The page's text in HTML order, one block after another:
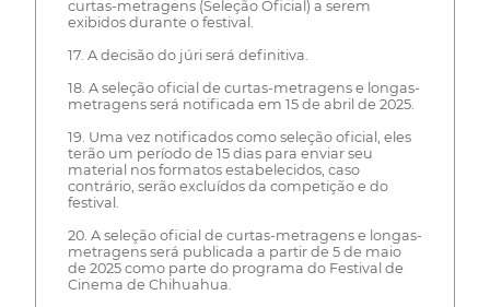
curtas-metragens (Seleção Oficial) a serem
exibidos durante o festival.
17. A decisão do júri será definitiva.
18. A seleção oficial de curtas-metragens e longas-
metragens será notificada em 15 de abril de 2025.
19. Uma vez notificados como seleção oficial, eles
terão um período de 15 dias para enviar seu
material nos formatos estabelecidos, caso
contrário, serão excluídos da competição e do
festival.
20. A seleção oficial de curtas-metragens e longas-
metragens será publicada a partir de 5 de maio
de 2025 como parte do programa do Festival de
Cinema de Chihuahua.